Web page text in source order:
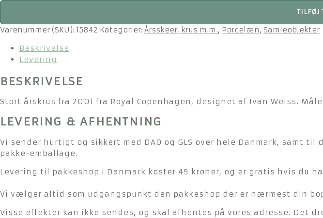
Royal
stort
2001
antal
TILFØJ
Varenummer (SKU): 15842 Kategorier: Årsskeer, krus m.m., Porcelæn, Samleobjekter
Beskrivelse
Levering
BESKRIVELSE
Stort årskrus fra 2001 fra Royal Copenhagen, designet af Ivan Weiss.
LEVERING & AFHENTNING
Vi sender hurtigt og sikkert med DAO og GLS over hele Danmark, samt
pakke-emballage.
Levering til pakkeshop i Danmark koster 49 kroner, og er gratis hvis du
Vi vælger altid som udgangspunkt den pakkeshop der er nærmest din
Visse effekter kan ikke sendes, og skal afhentes på vores adresse. Det